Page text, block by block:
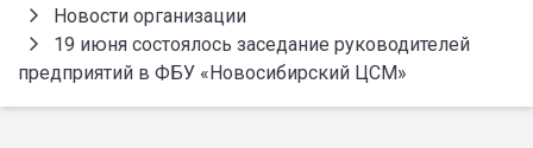
Новости организации
19 июня состоялось заседание руководителей
предприятий в ФБУ «Новосибирский ЦСМ»